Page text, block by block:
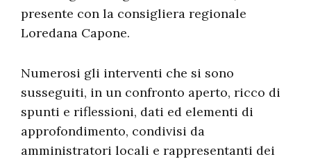
presente con la consigliera regionale
Loredana Capone.
Numerosi gli interventi che si sono
susseguiti, in un confronto aperto, ricco di
spunti e riflessioni, dati ed elementi di
approfondimento, condivisi da
amministratori locali e rappresentanti dei